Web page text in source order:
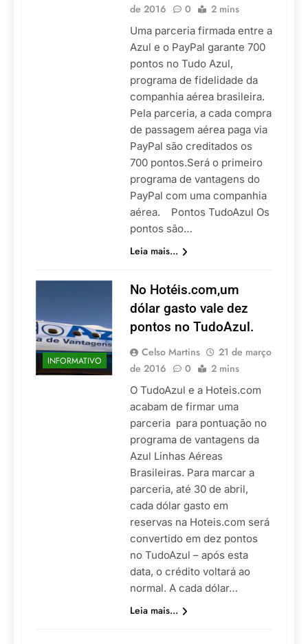
de 2016 0 2 mins
Uma parceria firmada entre a
Azul e o PayPal garante 700
pontos no Tudo Azul,
programa de fidelidade da
companhia aérea brasileira.
Pela parceria, a cada compra
de passagem aérea paga via
PayPal são creditados os
700 pontos.Será o primeiro
programa de vantagens do
PayPal com uma companhia
aérea. Pontos TudoAzul Os
pontos são…
Leia mais...
INFORMATIVO
No Hotéis.com,um
dólar gasto vale dez
pontos no TudoAzul.
Celso Martins
21 de março
de 2016
0 2 mins
O TudoAzul e a Hoteis.com
acabam de firmar uma
parceria para pontuação no
programa de vantagens da
Azul Linhas Aéreas
Brasileiras. Para marcar a
parceria, até 30 de abril,
cada dólar gasto em
reservas na Hoteis.com será
convertido em dez pontos
no TudoAzul – após esta
data, o crédito voltará ao
normal. A cada dólar…
Leia mais...